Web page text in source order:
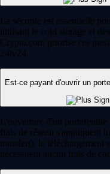
La sécurité est essentielle
utilisant le cold storage et
Crypto.com priorise ces
24h/24.
Est-ce payant d'ouvrir un
L'ouverture d'un portefeuille
frais de réseau s'appliquent
transfert), le
nécessitent aucun frais de